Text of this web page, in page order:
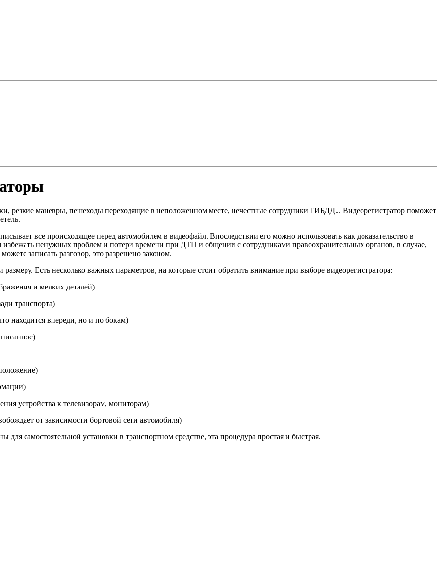
резкие маневры, пешеходы переходящие в неположенном месте, нечестные сотрудники ГИБДД... Видеорегистратор поможет
все происходящее перед автомобилем в видеофайл. Впоследствии его можно использовать как доказательство в
ненужных проблем и потери времени при ДТП и общении с сотрудниками правоохранительных органов, в случае,
записать разговор, это разрешено законом.
Есть несколько важных параметров, на которые стоит обратить внимание при выборе видеорегистратора:
и мелких деталей)
транспорта)
находится впереди, но и по бокам)
устройства к телевизорам, мониторам)
от зависимости бортовой сети автомобиля)
самостоятельной установки в транспортном средстве, эта процедура простая и быстрая.